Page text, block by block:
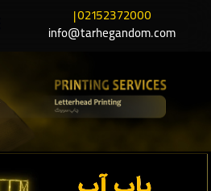
02152372000 |
info@tarhegandom.com